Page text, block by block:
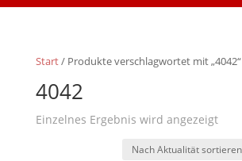
Start/ Produkte verschlagwortet mit „4042“
4042
Einzelnes Ergebnis wird angezeigt